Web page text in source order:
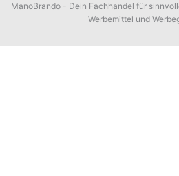
ManoBrando - Dein Fachhandel für
Werbemittel und